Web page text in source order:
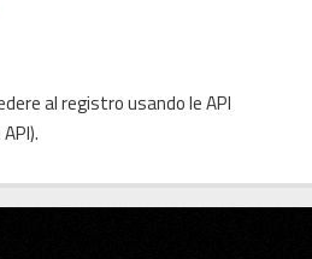
al registro usando leAPI
).